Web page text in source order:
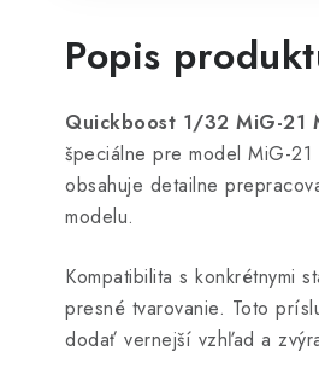
Popis
Quickboost 1/32 MiG-21
špeciálne pre model MiG-
obsahuje detailne
modelu.
Kompatibilita s konkrétnymi
presné tvarovanie. Toto
dodať vernejší vzhľad a